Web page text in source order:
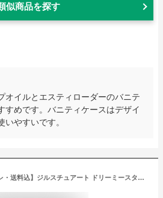
似商品を探す
オイルとエスティローダーのバニテ
すめです。バニティケースはデザイ
いやすいです。
【バレンタインコフレ・送料込】ジルスチュアート ドリーミースターズギフト ボディクリーム＆ハンドクリーム ホワイトフローラル